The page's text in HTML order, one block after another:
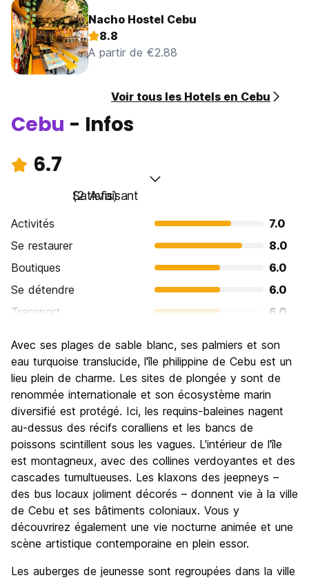
Nacho Hostel Cebu
8.8
A partir de €2.88
Voir tous les Hotels en Cebu
Cebu - Infos
6.7
Satisfaisant
(2 Avis)
Activités
7.0
Se restaurer
8.0
Boutiques
6.0
Se détendre
6.0
Transport
6.0
Culture
6.0
Sortir le soir / faire la fête
7.0
Bonnes affaires
8.0
Avec ses plages de sable blanc, ses palmiers et son
eau turquoise translucide, l'île philippine de Cebu est un
lieu plein de charme. Les sites de plongée y sont de
renommée internationale et son écosystème marin
diversifié est protégé. Ici, les requins-baleines nagent
au-dessus des récifs coralliens et les bancs de
poissons scintillent sous les vagues. L'intérieur de l'île
est montagneux, avec des collines verdoyantes et des
cascades tumultueuses. Les klaxons des jeepneys –
des bus locaux joliment décorés – donnent vie à la ville
de Cebu et ses bâtiments coloniaux. Vous y
découvrirez également une vie nocturne animée et une
scène artistique contemporaine en plein essor.
Les auberges de jeunesse sont regroupées dans la ville